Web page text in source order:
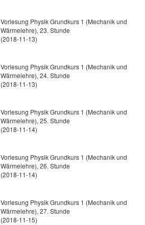
Vorlesung Physik Grundkurs 1 (Mechanik und
Wärmelehre), 23. Stunde
(2018-11-13)
Vorlesung Physik Grundkurs 1 (Mechanik und
Wärmelehre), 24. Stunde
(2018-11-13)
Vorlesung Physik Grundkurs 1 (Mechanik und
Wärmelehre), 25. Stunde
(2018-11-14)
Vorlesung Physik Grundkurs 1 (Mechanik und
Wärmelehre), 26. Stunde
(2018-11-14)
Vorlesung Physik Grundkurs 1 (Mechanik und
Wärmelehre), 27. Stunde
(2018-11-15)